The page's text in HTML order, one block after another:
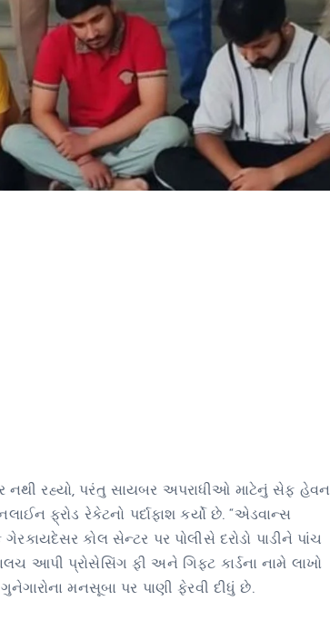
નથી રહ્યો, પરંતુ સાયબર અપરાધીઓ માટેનું સેફ હેવન
ફ્રોડ રેકેટનો પર્દાફાશ કર્યો છે. “એડવાન્સ
કોલ સેન્ટર પર પોલીસે દરોડો પાડીને પાંચ
આપી પ્રોસેસિંગ ફી અને ગિફ્ટ કાર્ડના નામે લાખો
મનસૂબા પર પાણી ફેરવી દીધું છે.